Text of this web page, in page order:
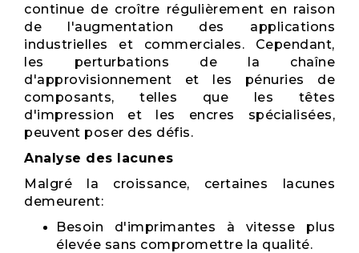
continue de croître régulièrement en raison
de l'augmentation des applications
industrielles et commerciales. Cependant,
les perturbations de la chaîne
d'approvisionnement et les pénuries de
composants, telles que les têtes
d'impression et les encres spécialisées,
peuvent poser des défis.
Analyse des lacunes
Malgré la croissance, certaines lacunes
demeurent:
Besoin d'imprimantes à vitesse plus
élevée sans compromettre la qualité.